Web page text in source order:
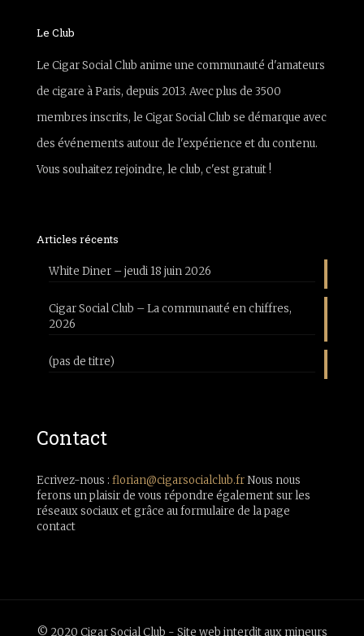
Le Club
Le Cigar Social Club anime une communauté d'amateurs
de cigare à Paris, depuis 2013. Avec plus de 3500
membres inscrits, le Cigar Social Club se démarque avec
des événements autour de l'expérience et du contenu.
Vous souhaitez rejoindre, le club, c'est gratuit !
Articles récents
White Diner – jeudi 18 juin 2026
Cigar Social Club – La communauté en chiffres,
2026
(pas de titre)
Contact
Ecrivez-nous : florian@cigarsocialclub.frNous nous
ferons un plaisir de vous répondre également sur les
réseaux sociaux et grâce au formulaire de la page
contact
© 2020 Cigar Social Club - Site web interdit aux mineurs